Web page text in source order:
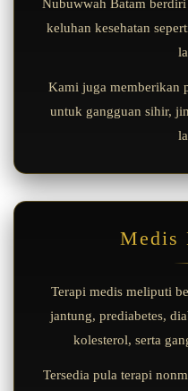
Nubuwwah Batam
keluhan kesehatan
Kami juga memberikan
untuk gangguan sihir,
Medis
Terapi medis meliputi
jantung, prediabetes,
kolesterol, serta
Tersedia pula terapi